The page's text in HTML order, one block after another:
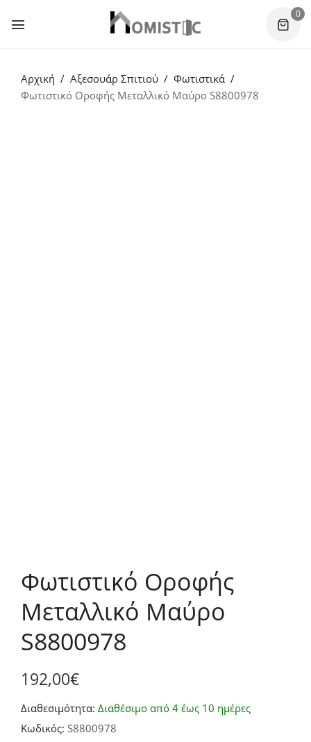
0
Αρχική Αξεσουάρ Σπιτιού
Φωτιστικά
Φωτιστικό Οροφής Μεταλλικό Μαύρο S8800978
Φωτιστικό Οροφής
Μεταλλικό Μαύρο
S8800978
192,00€
Διαθεσιμότητα: Διαθέσιμο από 4 έως 10 ημέρες
Κωδικός: S8800978